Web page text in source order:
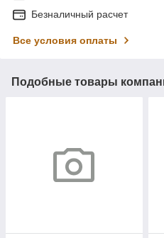
Безналичный расчет
Все условия оплаты
Подобные товары